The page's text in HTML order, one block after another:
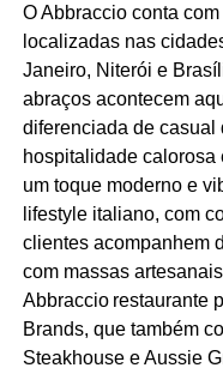
O Abbraccio conta
localizadas nas
Janeiro, Niterói e
abraços acontecem
diferenciada de casual
hospitalidade calorosa
um toque moderno e
lifestyle italiano, com
clientes acompanhem
com massas
Abbraccio restaurante
Brands, que também
Steakhouse e Aussie